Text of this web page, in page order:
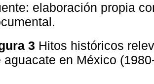
elaboración propia
3 Hitos históricos
aguacate en México